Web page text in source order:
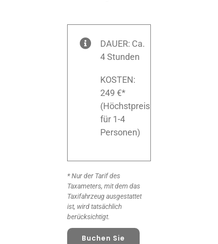
DAUER: Ca.
4 Stunden
KOSTEN:
249 €*
(Höchstpreis
für 1-4
Personen)
* Nur der Tarif des
Taxameters, mit dem das
Taxifahrzeug ausgestattet
ist, wird tatsächlich
berücksichtigt.
Buchen Sie